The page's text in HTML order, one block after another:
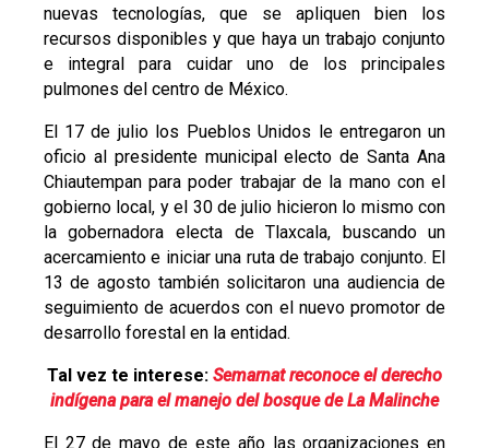
nuevas tecnologías, que se apliquen bien los
recursos disponibles y que haya un trabajo conjunto
e integral para cuidar uno de los principales
pulmones del centro de México.
El 17 de julio los Pueblos Unidos le entregaron un
oficio al presidente municipal electo de Santa Ana
Chiautempan para poder trabajar de la mano con el
gobierno local, y el 30 de julio hicieron lo mismo con
la gobernadora electa de Tlaxcala, buscando un
acercamiento e iniciar una ruta de trabajo conjunto. El
13 de agosto también solicitaron una audiencia de
seguimiento de acuerdos con el nuevo promotor de
desarrollo forestal en la entidad.
Tal vez te interese: Semarnat reconoce el derecho
indígena para el manejo del bosque de La Malinche
El 27 de mayo de este año las organizaciones en